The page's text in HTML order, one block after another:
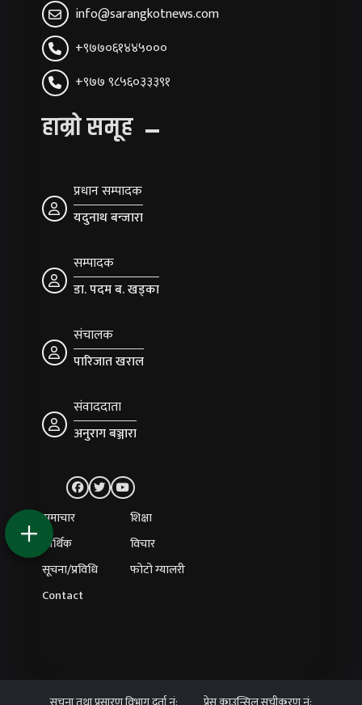
info@sarangkotnews.com
+९७७०६१४४५०००
+९७७ ९८५६०३३३९१
हाम्रो समूह
प्रधान सम्पादक
यदुनाथ बन्जारा
सम्पादक
डा. पदम ब. खड्का
संचालक
पारिजात खराल
संवाददाता
अनुराग बञ्जारा
समाचार
शिक्षा
आर्थिक
विचार
सूचना/प्रविधि
फोटो ग्यालरी
Contact